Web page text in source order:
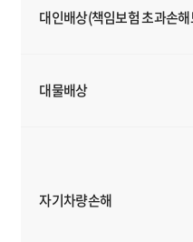
대인배상(책임보험 초과손
대물배상
자기차량손해